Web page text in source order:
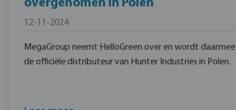
overgenomen in Polen
12-11-2024
MegaGroup neemt HelloGreen over en wordt daarmee
de officiële distributeur van Hunter Industries in Polen.